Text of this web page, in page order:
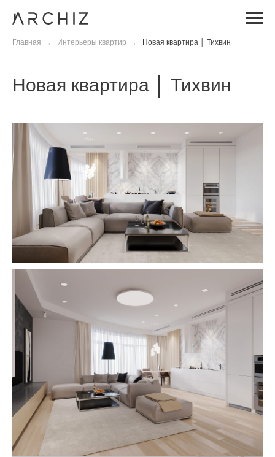
Главная → Интерьеры квартир → Новая квартира │ Тихвин
Новая квартира │ Тихвин